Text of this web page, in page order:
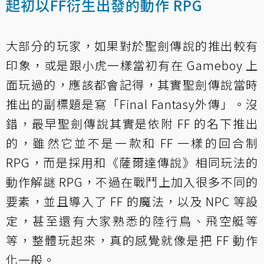
起初以FF衍生出發的動作 RPG
大部分的玩家，如果對於聖劍傳說的推出較有
印象，或是跟小虎一樣當初有在 Gameboy 上
面玩過的，應該都會記得，其實聖劍傳說當時
推出的副標題是寫「Final Fantasy外傳」。沒
錯，最早聖劍傳說其實是依附 FF 的名下推出
的，雖然它並不是一款和 FF 一樣的回合制
RPG，而是採用和《薩爾達傳說》相同玩法的
動作解謎 RPG，不過在戰鬥上加入很多不同的
要素，並且導入了 FF 的魔法，以及 NPC 等設
定，甚至還有大家熟悉的陸行鳥、飛空艇等
等，整體玩起來，真的感覺就像是把 FF 動作
化一般。